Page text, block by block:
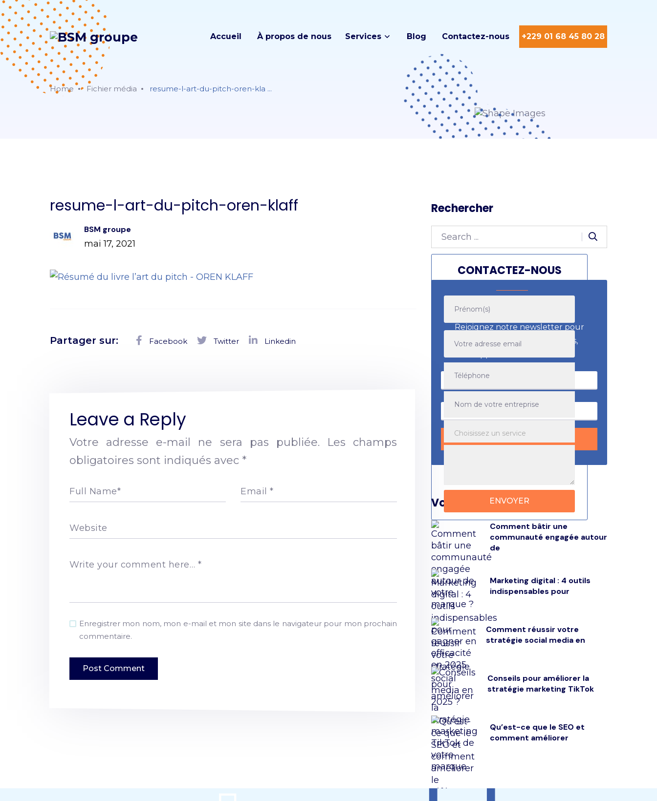
Accueil À propos de nous Services Blog Contactez-nous +229 01 68 45 80 28
Home Fichier média resume-l-art-du-pitch-oren-kla ...
resume-l-art-du-pitch-oren-klaff
BSM groupe
mai 17, 2021
Partager sur: Facebook Twitter Linkedin
Leave a Reply
Votre adresse e-mail ne sera pas publiée.
Les champs
obligatoires sont indiqués avec *
Full Name* Email *
Website
Write your comment here… *
Enregistrer mon nom, mon e-mail et mon site dans le navigateur pour mon prochain
commentaire.
Rechercher
Soif d'apprendre ?
Rejoignez notre newsletter pour
recevoir nos meilleurs articles,
Vous pouvez lire aussi
Comment bâtir une
communauté engagée autour
de
Marketing digital : 4 outils
indispensables pour
Comment réussir votre
stratégie social media en
Conseils pour améliorer la
stratégie marketing TikTok
Qu’est-ce que le SEO et
comment améliorer
CONTACTEZ-NOUS